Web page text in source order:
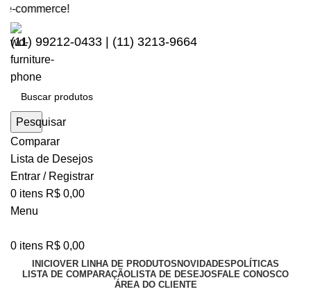
(11) 99212-0433 | (11) 3213-9664
Pesquisar
Comparar
Lista de Desejos
Entrar / Registrar
0 itens R$ 0,00
Menu
0 itens R$ 0,00
INICIOVER LINHA DE PRODUTOS NOVIDADES POLÍTICAS
LISTA DE COMPARAÇÃOLISTA DE DESEJOS FALE CONOSCO
ÁREA DO CLIENTE